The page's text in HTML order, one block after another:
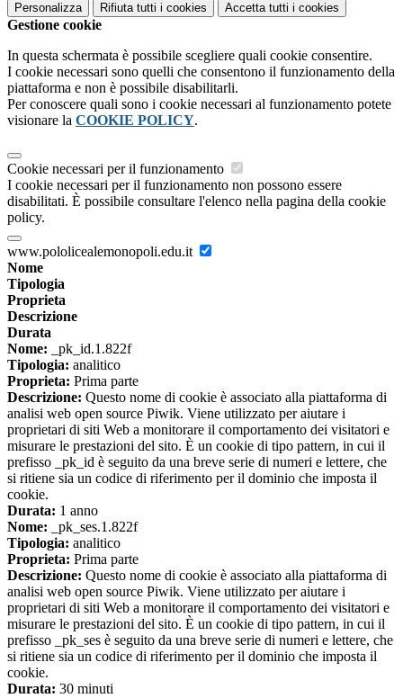
Personalizza Rifiuta tutti i cookies Accetta tutti i cookies
Gestione cookie
In questa schermata è possibile scegliere quali cookie consentire.
I cookie necessari sono quelli che consentono il funzionamento della
piattaforma e non è possibile disabilitarli.
Per conoscere quali sono i cookie necessari al funzionamento potete
visionare la COOKIE POLICY.
Cookie necessari per il funzionamento
I cookie necessari per il funzionamento non possono essere
disabilitati. È possibile consultare l'elenco nella pagina della cookie
policy.
www.pololicealemonopoli.edu.it
Nome
Tipologia
Proprieta
Descrizione
Durata
Nome: _pk_id.1.822f
Tipologia: analitico
Proprieta: Prima parte
Descrizione: Questo nome di cookie è associato alla piattaforma di
analisi web open source Piwik. Viene utilizzato per aiutare i
proprietari di siti Web a monitorare il comportamento dei visitatori e
misurare le prestazioni del sito. È un cookie di tipo pattern, in cui il
prefisso _pk_id è seguito da una breve serie di numeri e lettere, che
si ritiene sia un codice di riferimento per il dominio che imposta il
cookie.
Durata: 1 anno
Nome: _pk_ses.1.822f
Tipologia: analitico
Proprieta: Prima parte
Descrizione: Questo nome di cookie è associato alla piattaforma di
analisi web open source Piwik. Viene utilizzato per aiutare i
proprietari di siti Web a monitorare il comportamento dei visitatori e
misurare le prestazioni del sito. È un cookie di tipo pattern, in cui il
prefisso _pk_ses è seguito da una breve serie di numeri e lettere, che
si ritiene sia un codice di riferimento per il dominio che imposta il
cookie.
Durata: 30 minuti